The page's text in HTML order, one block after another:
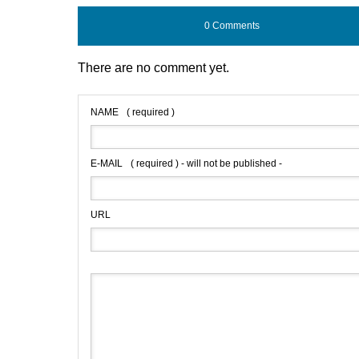
0 Comments
There are no comment yet.
NAME ( required )
E-MAIL ( required ) - will not be published -
URL